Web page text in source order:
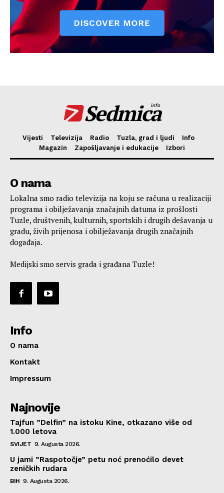
Sedmica
info
Vijesti Televizija Radio Tuzla, grad i ljudi
Info
Magazin
Zapošljavanje i edukacije Izbori
O nama
Lokalna smo radio televizija na koju se računa u realizaciji
programa i obilježavanja značajnih datuma iz prošlosti
Tuzle, društvenih, kulturnih, sportskih i drugih dešavanja u
gradu, živih prijenosa i obilježavanja drugih značajnih
događaja.
Medijski smo servis grada i građana Tuzle!
Info
O nama
Kontakt
Impressum
Najnovije
Tajfun ”Delfin” na istoku Kine, otkazano više od
1.000 letova
SVIJET 9. Augusta 2026.
U jami ”Raspotočje” petu noć prenoćilo devet
zeničkih rudara
BIH 9. Augusta 2026.